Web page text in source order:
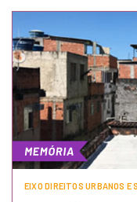
EIXO DIREITOS URBANOS E